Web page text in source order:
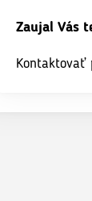
Zaujal Vás
Kontaktovať